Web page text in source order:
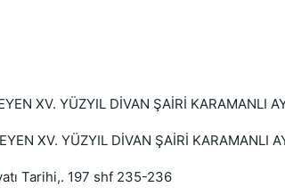
XV. YÜZYIL DİVAN ŞAİRİ
XV. YÜZYIL DİVAN ŞAİRİ
Tarihi,. 197 shf 235-236